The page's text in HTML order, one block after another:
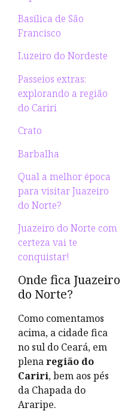
Basílica de São
Francisco
Luzeiro do Nordeste
Passeios extras:
explorando a região
do Cariri
Crato
Barbalha
Qual a melhor época
para visitar Juazeiro
do Norte?
Juazeiro do Norte com
certeza vai te
conquistar!
Onde fica Juazeiro
do Norte?
Como comentamos
acima, a cidade fica
no sul do Ceará, em
plenaregião do
Cariri, bem aos pés
da Chapada do
Araripe.